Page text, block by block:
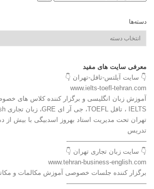
دسته‌ها
دسته‌ها
معرفی سایت های مفید
👇 سایت آیلتس-تافل-تهران 👇
www.ielts-toefl-tehran.com
آموزش زبان انگلیسی و برگزار کننده کلاس های
تهران تحت مدیریت استاد بهروز اسدبیگی با بیش از
تدریس
————————————-
👇 سایت زبان تجاری تهران 👇
www.tehran-business-english.com
برگزار کننده جلسات خصوصی آموزش مکالمات و
————————————-